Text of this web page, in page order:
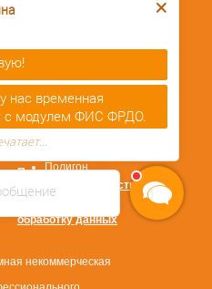
некоммерческая
обработку данных
Политика
конфиденциальности
СОУТ
безопасность
Повышение
квалификации
Полигон
нас временная
с модулем ФИС ФРДО.